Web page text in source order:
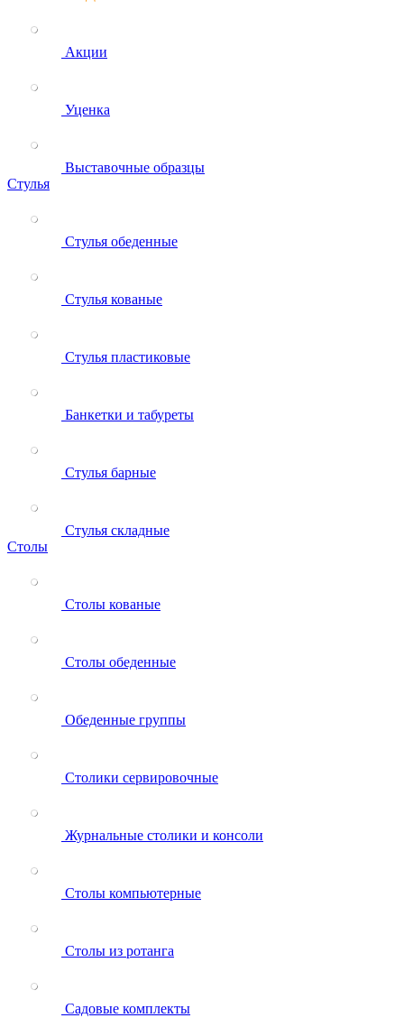
Акции
Уценка
Выставочные образцы
Стулья
Стулья обеденные
Стулья кованые
Стулья пластиковые
Банкетки и табуреты
Стулья барные
Стулья складные
Столы
Столы кованые
Столы обеденные
Обеденные группы
Столики сервировочные
Журнальные столики и консоли
Столы компьютерные
Столы из ротанга
Садовые комплекты